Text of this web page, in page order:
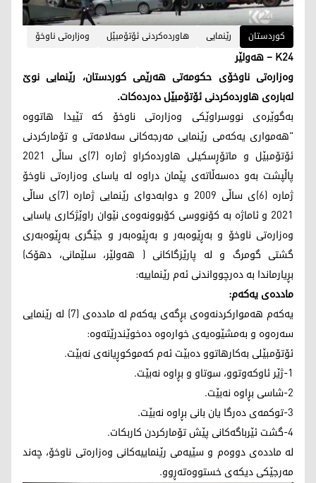
کوردستان رێنمایی هاوردەکردنی ئۆتۆمبێل وەزارەتی ناوخۆ
K24 – هەولێر
وەزارەتی ناوخۆی حکومەتی هەرێمی کوردستان، رێنمایی نوێ
لەبارەی هاوردەکردنی ئۆتۆمبێل دەردەکات.
بەگوێرەی نووسراوێکی وەزارەتی ناوخۆ کە تێیدا هاتووە
"هەمواری یەکەمی رێنمایی مەرجەکانی سەلامەتی و تۆمارکردنی
ئۆتۆمبێل و ماتۆڕسکیلی هاوردەکراو ژمارە (7)ی ساڵی 2021
پاڵپشت بەو دەسەڵاتەی پێمان دراوە لە یاسای وەزارەتی ناوخۆ
ژمارە (6)ی ساڵی 2009 و دوابەدوای رێنمایی ژمارە (7)ی ساڵی
2021 و ئاماژە بە کۆنووسی کۆبوونەوەی نێوان راوێژکاری یاسایی
وەزارەتی ناوخۆ و بەڕێوەبەر و بەڕێوەبەر و جێگری بەڕێوەبەری
گشتی گومرگ و لە پارێزگاکانی ( هەولێر، سلێمانی، دهۆک)
بڕیارماندا بە دەرچوواندنی ئەم رێنماییە:
ماددەی یەکەم:
یەکەم هەموارکردنەوەی بڕگەی یەکەم لە ماددەی (7) لە رێنمایی
سەرەوە و بەمشێوەیەی خوارەوە دەخوێندرێتەوە:
ئۆتۆمبێلی بەکارهاتوو دەبێت ئەم کەموکوڕیانەی نەبێت.
1-ژێر ئاوکەوتوو، سوتاو و بڕاوە نەبێت.
2-شاسی بڕاوە نەبێت.
3-توکمەی دەرگا یان بانی بڕاوە نەبێت.
4-گشت ئێرباگەکانی پێش تۆمارکردن کاربکات.
لە ماددەی دووەم و سێیەمی رێنماییەکانی وەزارەتی ناوخۆ، چەند
مەرجێکی دیکەی خستووەتەڕوو.